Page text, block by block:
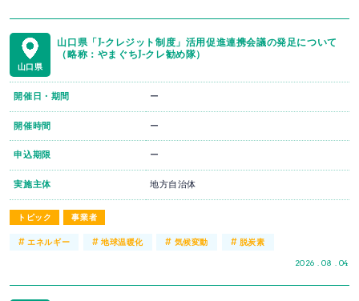
山口県
山口県「J-クレジット制度」活用促進連携会議の発足について
（略称：やまぐちJ-クレ勧め隊）
トピック 事業者
2026 . 08 . 04
開催日・期間 ー
開催時間 ー
申込期限 ー
実施主体 地方自治体
#エネルギー # 地球温暖化 # 気候変動 # 脱炭素